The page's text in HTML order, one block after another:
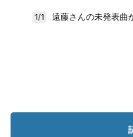
1/1 遠藤さんの未発表曲